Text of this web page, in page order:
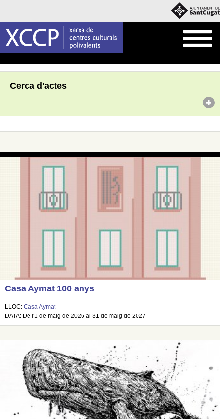
Cerca d'actes
Casa Aymat 100 anys
LLOC: Casa Aymat
DATA: De l'1 de maig de 2026 al 31 de maig de 2027